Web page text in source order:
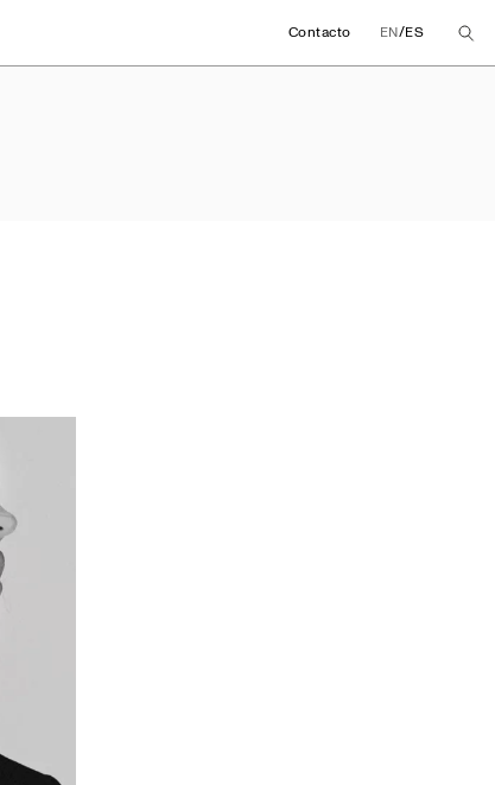
Contacto EN/ES